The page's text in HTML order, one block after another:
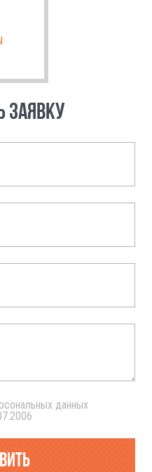
ЗАЯВКУ
данных